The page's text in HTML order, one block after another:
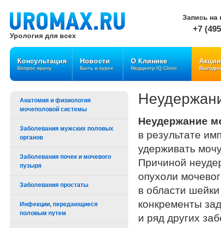
Урология для всех
Запись на
+7
Консультация
Вопрос врачу
Новости
Быть в курсе
О Клинике
Медцентр IQ Clinic
Акции
Анатомия и физиология
мочеполовой системы
Заболевания мужских половых
органов
Заболевания почек и мочевого
пузыря
Заболевания простаты
Инфекции, передающиеся
половым путем
Неудержание
в результате
удерживать
Причиной
опухоли
в области
конкременты
и ряд других